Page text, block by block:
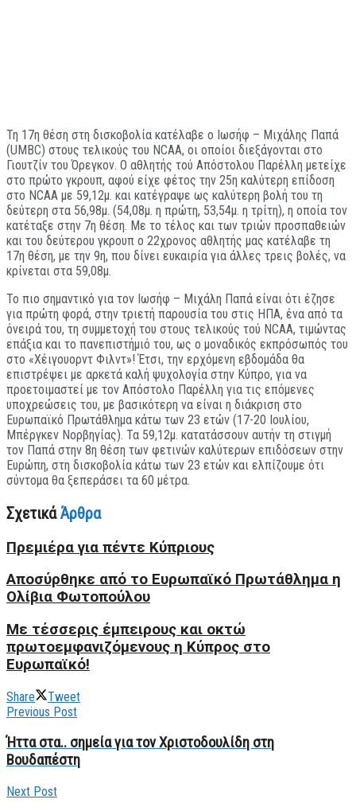
Τη 17η θέση στη δισκοβολία κατέλαβε ο Ιωσήφ – Μιχάλης Παπά
(UMBC) στους τελικούς του NCAA, οι οποίοι διεξάγονται στο
Γιουτζίν του Όρεγκον. Ο αθλητής τού Απόστολου Παρέλλη μετείχε
στο πρώτο γκρουπ, αφού είχε φέτος την 25η καλύτερη επίδοση
στο NCAA με 59,12μ. και κατέγραψε ως καλύτερη βολή του τη
δεύτερη στα 56,98μ. (54,08μ. η πρώτη, 53,54μ. η τρίτη), η οποία τον
κατέταξε στην 7η θέση. Με το τέλος και των τριών προσπαθειών
και του δεύτερου γκρουπ ο 22χρονος αθλητής μας κατέλαβε τη
17η θέση, με την 9η, που δίνει ευκαιρία για άλλες τρεις βολές, να
κρίνεται στα 59,08μ.
Το πιο σημαντικό για τον Ιωσήφ – Μιχάλη Παπά είναι ότι έζησε
για πρώτη φορά, στην τριετή παρουσία του στις ΗΠΑ, ένα από τα
όνειρά του, τη συμμετοχή του στους τελικούς τού NCAA, τιμώντας
επάξια και το πανεπιστήμιό του, ως ο μοναδικός εκπρόσωπός του
στο «Χέιγουορντ Φιλντ»! Έτσι, την ερχόμενη εβδομάδα θα
επιστρέψει με αρκετά καλή ψυχολογία στην Κύπρο, για να
προετοιμαστεί με τον Απόστολο Παρέλλη για τις επόμενες
υποχρεώσεις του, με βασικότερη να είναι η διάκριση στο
Ευρωπαϊκό Πρωτάθλημα κάτω των 23 ετών (17-20 Ιουλίου,
Μπέργκεν Νορβηγίας). Τα 59,12μ. κατατάσσουν αυτήν τη στιγμή
τον Παπά στην 8η θέση των φετινών καλύτερων επιδόσεων στην
Ευρώπη, στη δισκοβολία κάτω των 23 ετών και ελπίζουμε ότι
σύντομα θα ξεπεράσει τα 60 μέτρα.
ΣχετικάΆρθρα
Πρεμιέρα για πέντε Κύπριους
Aποσύρθηκε από το Ευρωπαϊκό Πρωτάθλημα η
Ολίβια Φωτοπούλου
Με τέσσερις έμπειρους και οκτώ
πρωτοεμφανιζόμενους η Κύπρος στο
Ευρωπαϊκό!
Share
Tweet
Previous Post
Ήττα στα.. σημεία για τον Χριστοδουλίδη στη
Βουδαπέστη
Next Post